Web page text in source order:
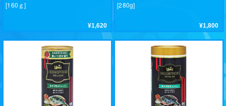
[160ｇ]
¥1,620
[280g]
¥1,800